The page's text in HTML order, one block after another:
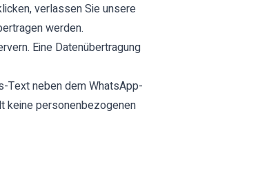
verlassen Sie unsere
werden.
Eine Datenübertragung
Text neben dem WhatsApp-
keine personenbezogenen